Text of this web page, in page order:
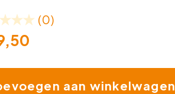
(0)
aan winkelwagen